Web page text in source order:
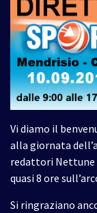
Vi diamo il
alla giornata
redattori Nettune
quasi 8 ore
Si ringraziano